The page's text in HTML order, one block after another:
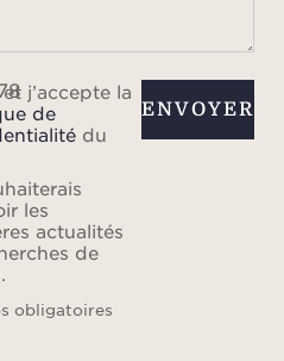
et j’accepte la
de
du
les
actualités
de
obligatoires
ENVOYER